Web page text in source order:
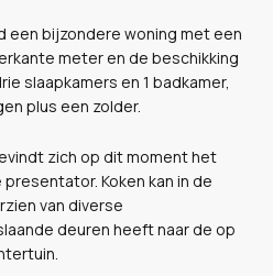
een bijzondere woning met een
meter en de beschikking
slaapkamers en 1 badkamer,
plus een zolder.
zich op dit moment het
Koken kan in de
van diverse
deuren heeft naar de op